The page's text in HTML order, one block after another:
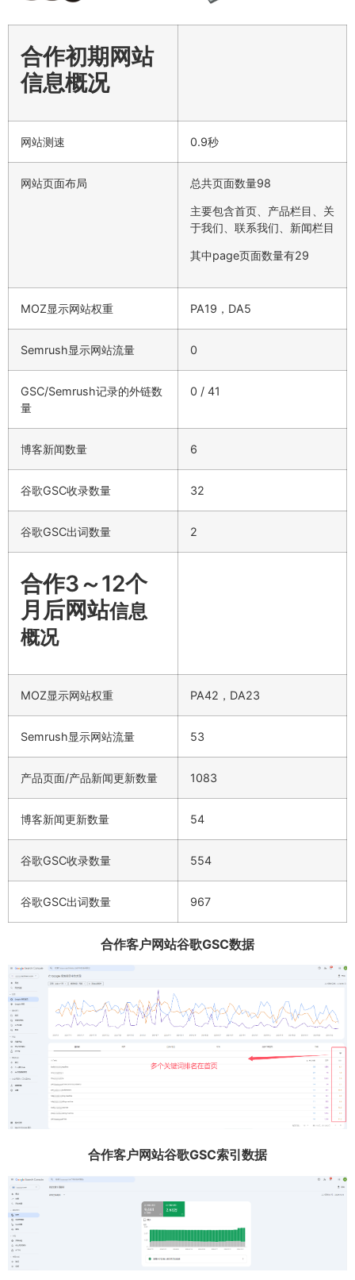
合作初期网站
信息概况
网站测速 0.9秒
网站页面布局 总共页面数量98
主要包含首页、产品栏目、关
于我们、联系我们、新闻栏目
其中page页面数量有29
MOZ显示网站权重 PA19，DA5
Semrush显示网站流量 0
GSC/Semrush记录的外链数
量
0 / 41
博客新闻数量 6
谷歌GSC收录数量 32
谷歌GSC出词数量 2
合作3～12个
月后网站信息
概况
MOZ显示网站权重 PA42，DA23
Semrush显示网站流量 53
产品页面/产品新闻更新数量 1083
博客新闻更新数量 54
谷歌GSC收录数量 554
谷歌GSC出词数量 967
合作客户网站谷歌GSC数据
合作客户网站谷歌GSC索引数据